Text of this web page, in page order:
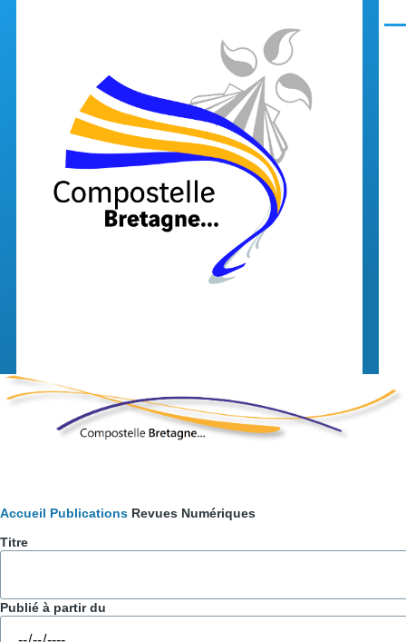
Fil
d'Ariane
Accueil Publications Revues Numériques
Titre
Publié à partir du